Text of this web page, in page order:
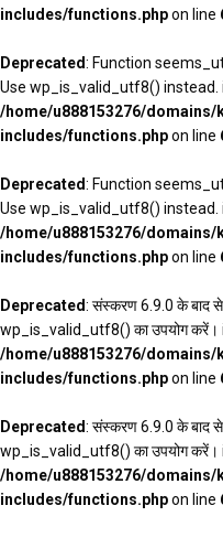
includes/functions.phpon line
Deprecated: Function
Use wp_is_valid_utf8() instead.
/home/u888153276/
includes/functions.phpon line
Deprecated: Function
Use wp_is_valid_utf8() instead.
/home/u888153276/
includes/functions.phpon line
Deprecated: संस्करण 6.9.0 के
wp_is_valid_utf8() का उपयोग करें।
/home/u888153276/
includes/functions.phpon line
Deprecated: संस्करण 6.9.0 के
wp_is_valid_utf8() का उपयोग करें।
/home/u888153276/
includes/functions.phpon line